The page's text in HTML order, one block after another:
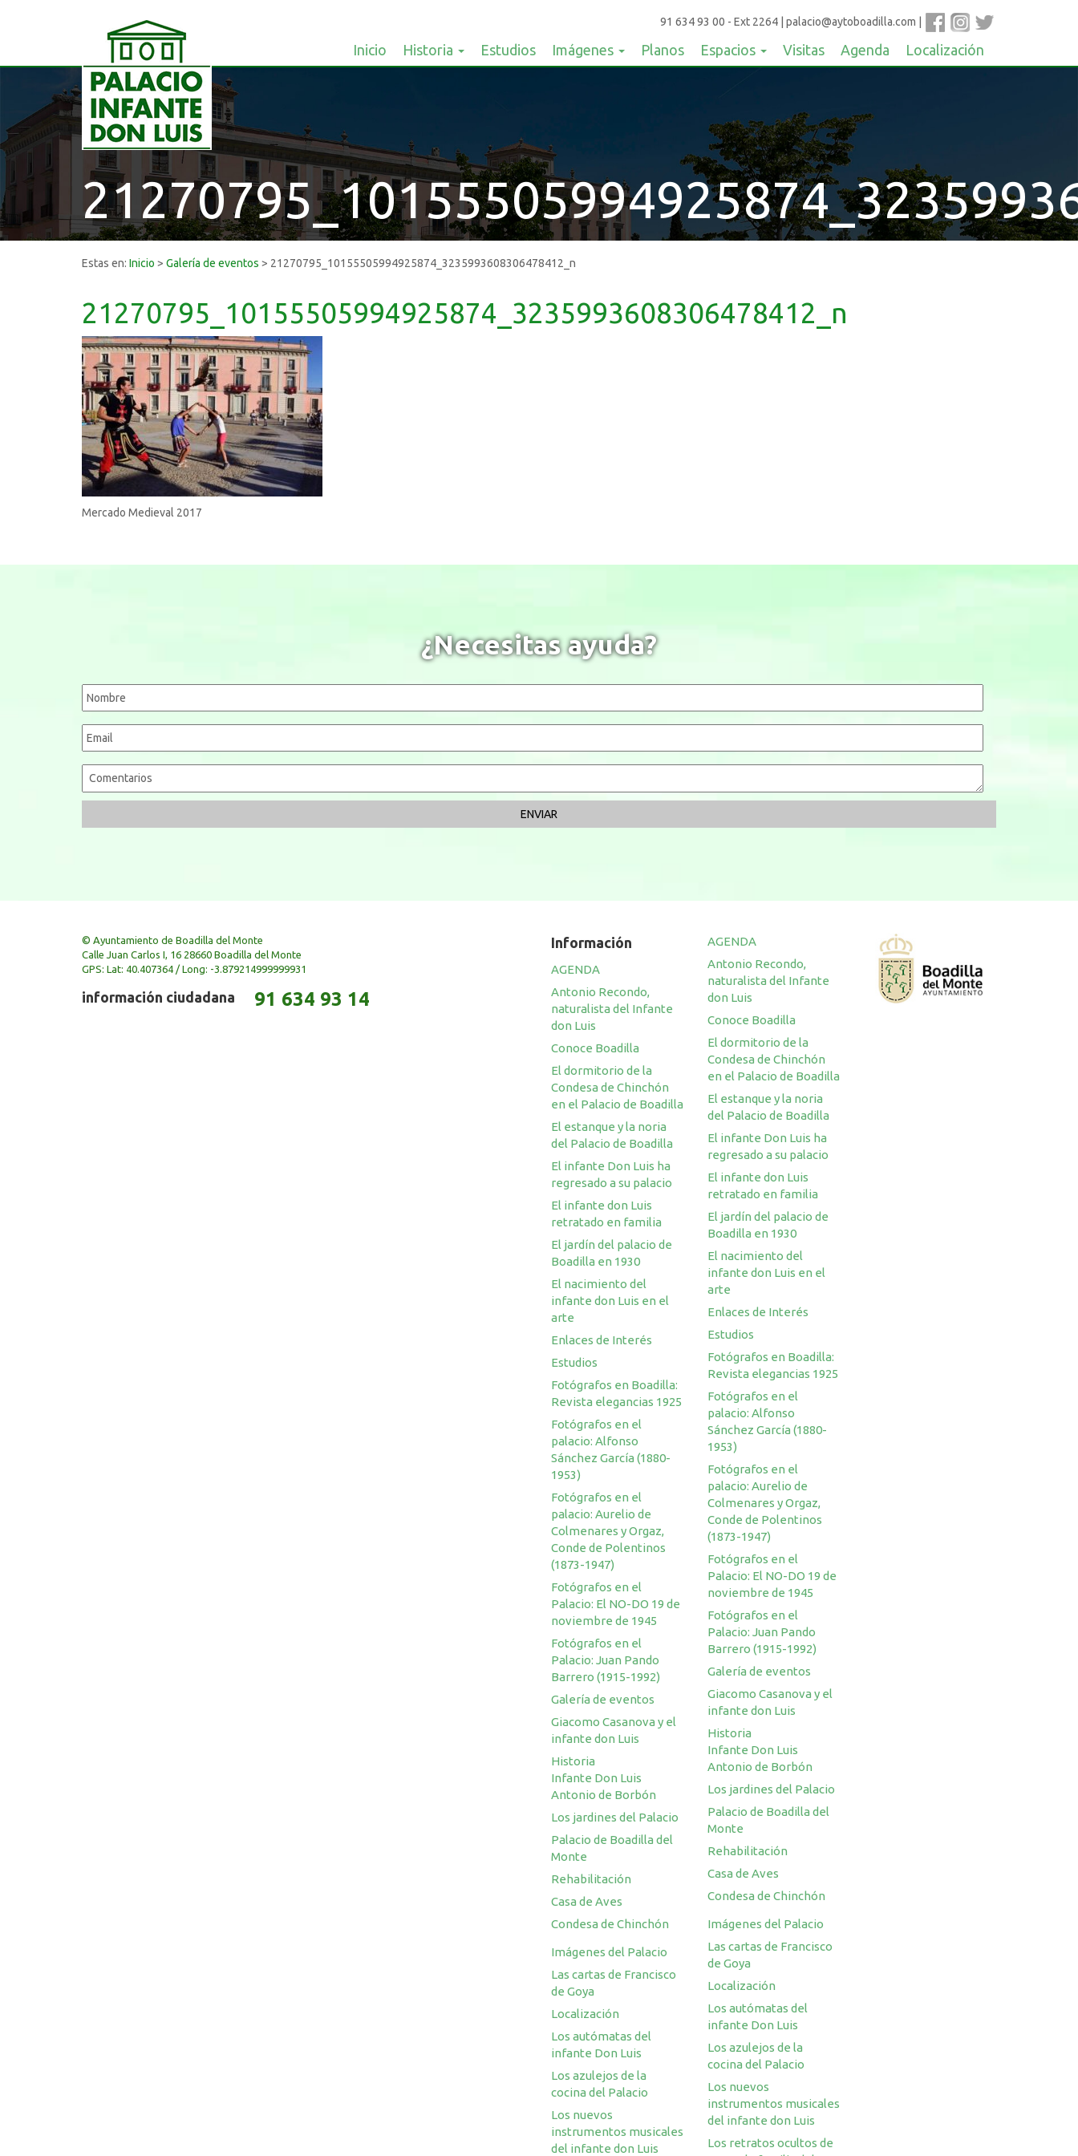
91 634 93 00 - Ext 2264 palacio@aytoboadilla.com
Inicio Historia Estudios Imágenes Planos Espacios Visitas Agenda Localización
Estas en: Inicio > Galería de eventos > 21270795_10155505994925874_3235993608306478412_n
21270795_10155505994925874_3235993608306478412_n
Mercado Medieval 2017
¿Necesitas ayuda?
© Ayuntamiento de Boadilla del Monte
Calle Juan Carlos I, 16 28660 Boadilla del Monte
GPS: Lat: 40.407364 / Long: -3.879214999999931
información ciudadana 91 634 93 14
Información
AGENDA
Antonio Recondo,
naturalista del Infante
don Luis
Conoce Boadilla
El dormitorio de la
Condesa de Chinchón
en el Palacio de Boadilla
El estanque y la noria
del Palacio de Boadilla
El infante Don Luis ha
regresado a su palacio
El infante don Luis
retratado en familia
El jardín del palacio de
Boadilla en 1930
El nacimiento del
infante don Luis en el
arte
Enlaces de Interés
Estudios
Fotógrafos en Boadilla:
Revista elegancias 1925
Fotógrafos en el
palacio: Alfonso
Sánchez García (1880-
1953)
Fotógrafos en el
palacio: Aurelio de
Colmenares y Orgaz,
Conde de Polentinos
(1873-1947)
Fotógrafos en el
Palacio: El NO-DO 19 de
noviembre de 1945
Fotógrafos en el
Palacio: Juan Pando
Barrero (1915-1992)
Galería de eventos
Giacomo Casanova y el
infante don Luis
Historia
Infante Don Luis
Antonio de Borbón
Los jardines del Palacio
Palacio de Boadilla del
Monte
Rehabilitación
Casa de Aves
Condesa de Chinchón
Imágenes del Palacio
Las cartas de Francisco
de Goya
Localización
Los autómatas del
infante Don Luis
Los azulejos de la
cocina del Palacio
Los nuevos
instrumentos musicales
del infante don Luis
AGENDA
Antonio Recondo,
naturalista del Infante
don Luis
Conoce Boadilla
El dormitorio de la
Condesa de Chinchón
en el Palacio de Boadilla
El estanque y la noria
del Palacio de Boadilla
El infante Don Luis ha
regresado a su palacio
El infante don Luis
retratado en familia
El jardín del palacio de
Boadilla en 1930
El nacimiento del
infante don Luis en el
arte
Enlaces de Interés
Estudios
Fotógrafos en Boadilla:
Revista elegancias 1925
Fotógrafos en el
palacio: Alfonso
Sánchez García (1880-
1953)
Fotógrafos en el
palacio: Aurelio de
Colmenares y Orgaz,
Conde de Polentinos
(1873-1947)
Fotógrafos en el
Palacio: El NO-DO 19 de
noviembre de 1945
Fotógrafos en el
Palacio: Juan Pando
Barrero (1915-1992)
Galería de eventos
Giacomo Casanova y el
infante don Luis
Historia
Infante Don Luis
Antonio de Borbón
Los jardines del Palacio
Palacio de Boadilla del
Monte
Rehabilitación
Casa de Aves
Condesa de Chinchón
Imágenes del Palacio
Las cartas de Francisco
de Goya
Localización
Los autómatas del
infante Don Luis
Los azulejos de la
cocina del Palacio
Los nuevos
instrumentos musicales
del infante don Luis
Los retratos ocultos de